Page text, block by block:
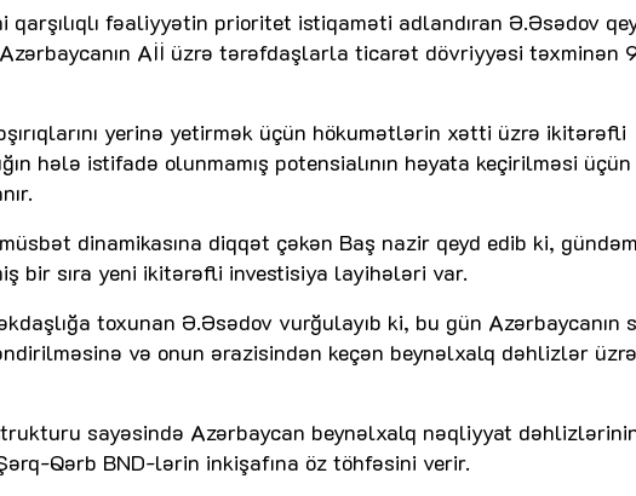
fəaliyyətin prioritet istiqaməti adlandıran Ə.Əsədov
Aİİ üzrə tərəfdaşlarla ticarət dövriyyəsi təxminən
yerinə yetirmək üçün hökumətlərin xətti üzrə ikitərəfli
hələ istifadə olunmamış potensialının həyata keçirilməsi üçün
dinamikasına diqqət çəkən Baş nazir qeyd edib ki,
bir sıra yeni ikitərəfli investisiya layihələri var.
toxunan Ə.Əsədov vurğulayıb ki, bu gün Azərbaycanın
və onun ərazisindən keçən beynəlxalq dəhlizlər
sayəsində Azərbaycan beynəlxalq nəqliyyat
Qərb BND-lərin inkişafına öz töhfəsini verir.